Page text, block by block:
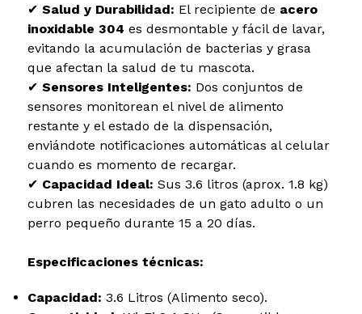
✔ Salud y Durabilidad: El recipiente de acero
inoxidable 304 es desmontable y fácil de lavar,
evitando la acumulación de bacterias y grasa
que afectan la salud de tu mascota.
✔ Sensores Inteligentes: Dos conjuntos de
sensores monitorean el nivel de alimento
restante y el estado de la dispensación,
enviándote notificaciones automáticas al celular
cuando es momento de recargar.
✔ Capacidad Ideal: Sus 3.6 litros (aprox. 1.8 kg)
cubren las necesidades de un gato adulto o un
perro pequeño durante 15 a 20 días.
Especificaciones técnicas:
Capacidad: 3.6 Litros (Alimento seco).